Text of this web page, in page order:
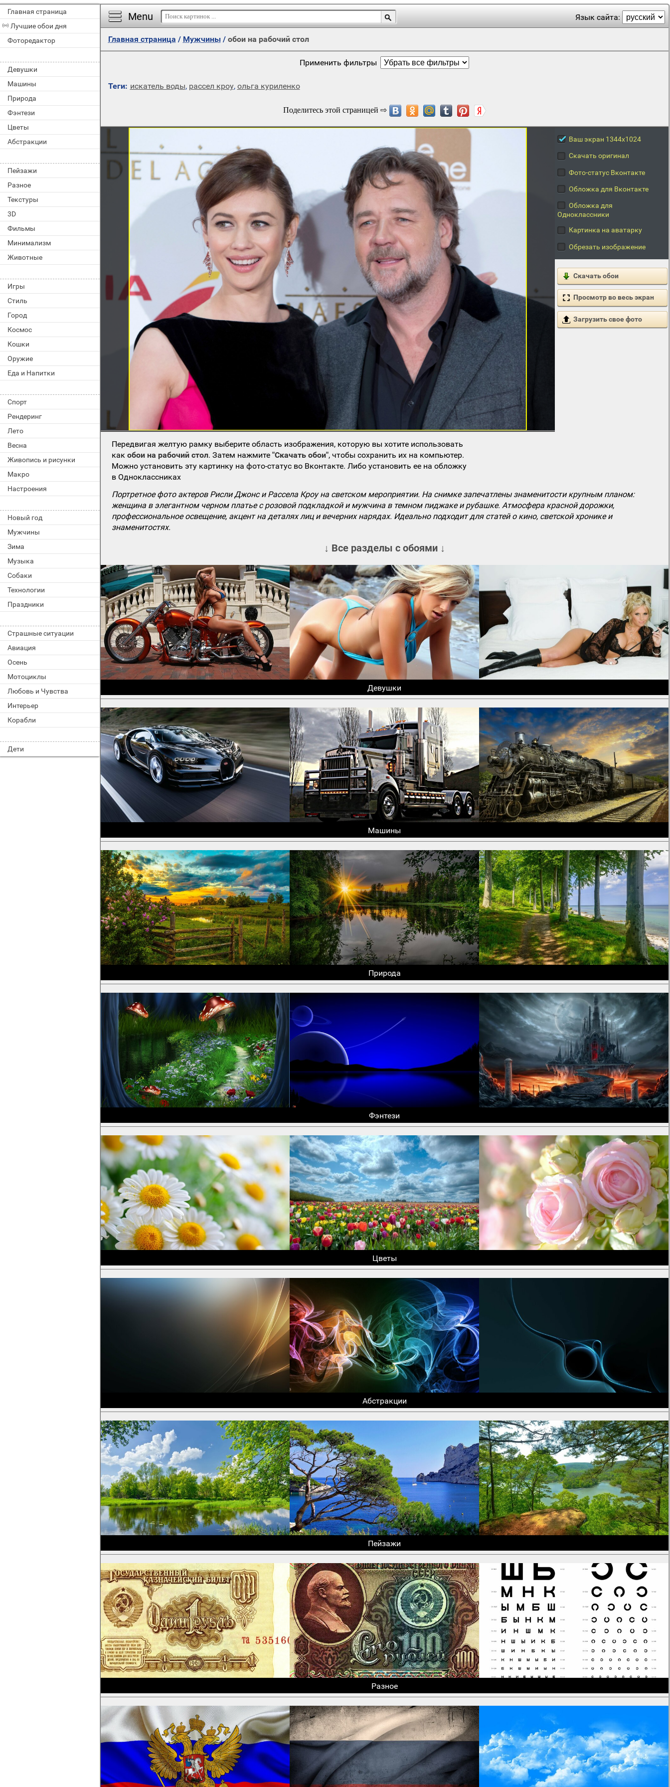
Главная страница
Лучшие обои дня
Фоторедактор
Девушки
Машины
Природа
Фэнтези
Цветы
Абстракции
Пейзажи
Разное
Текстуры
3D
Фильмы
Минимализм
Животные
Игры
Стиль
Город
Космос
Кошки
Оружие
Еда и Напитки
Спорт
Рендеринг
Лето
Весна
Живопись и рисунки
Макро
Настроения
Новый год
Мужчины
Зима
Музыка
Собаки
Технологии
Праздники
Страшные ситуации
Авиация
Осень
Мотоциклы
Любовь и Чувства
Интерьер
Корабли
Дети
Menu Язык сайта:
Главная страница / Мужчины/ обои на рабочий стол
Применить фильтры
Теги: искатель воды, рассел кроу, ольга куриленко
Ваш экран 1344x1024
Скачать оригинал
Фото-статус Вконтакте
Обложка для Вконтакте
Обложка для
Одноклассники
Картинка на аватарку
Обрезать изображение
Скачать обои
Просмотр во весь экран
Загрузить свое фото
Передвигая желтую рамку выберите область изображения, которую вы хотите использовать
какобои на рабочий стол. Затем нажмите"Скачать обои", чтобы сохранить их на компьютер.
Можно установить эту картинку на фото-статус во Вконтакте. Либо установить ее на обложку
в Одноклассниках
Портретное фото актеров Рисли Джонс и Рассела Кроу на светском мероприятии. На снимке запечатлены знаменитости крупным планом:
женщина в элегантном черном платье с розовой подкладкой и мужчина в темном пиджаке и рубашке. Атмосфера красной дорожки,
профессиональное освещение, акцент на деталях лиц и вечерних нарядах. Идеально подходит для статей о кино, светской хронике и
знаменитостях.
↓ Все разделы с обоями ↓
Девушки
Машины
Природа
Фэнтези
Цветы
Абстракции
Пейзажи
Разное